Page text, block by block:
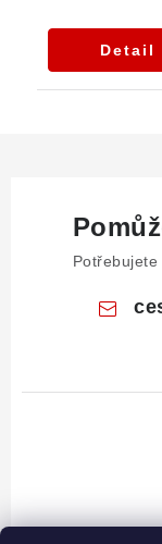
Detail